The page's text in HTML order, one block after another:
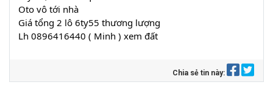
Oto vô tới nhà
Giá tổng 2 lô 6ty55 thương lượng
Lh 0896416440 ( Minh ) xem đất
Chia sẻ tin này: